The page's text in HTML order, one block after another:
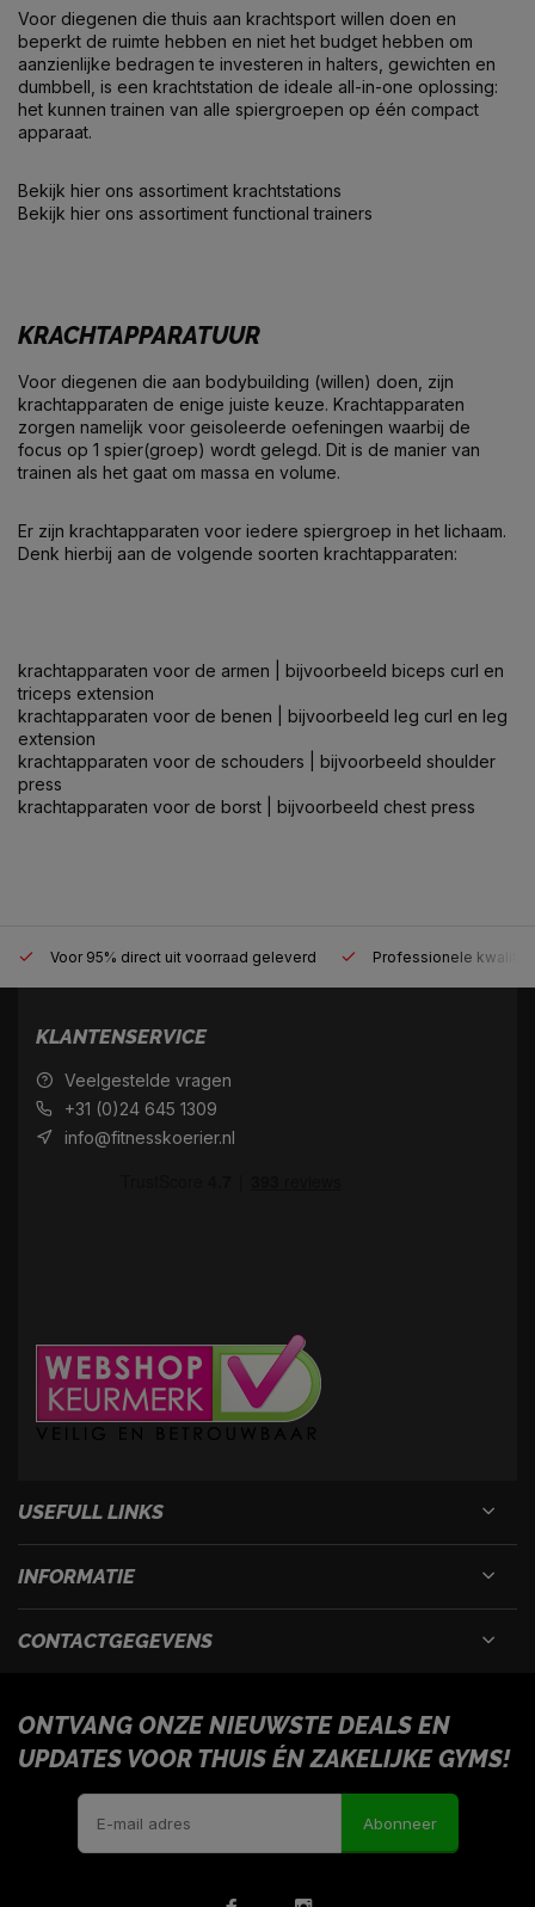
Voor diegenen die thuis aan krachtsport willen doen en
beperkt de ruimte hebben en niet het budget hebben om
aanzienlijke bedragen te investeren in halters, gewichten en
dumbbell, is een krachtstation de ideale all-in-one oplossing:
het kunnen trainen van alle spiergroepen op één compact
apparaat.
Bekijk hier ons assortiment krachtstations
Bekijk hier ons assortiment functional trainers
KRACHTAPPARATUUR
Voor diegenen die aan bodybuilding (willen) doen, zijn
krachtapparaten de enige juiste keuze. Krachtapparaten
zorgen namelijk voor geisoleerde oefeningen waarbij de
focus op 1 spier(groep) wordt gelegd. Dit is de manier van
trainen als het gaat om massa en volume.
Er zijn krachtapparaten voor iedere spiergroep in het lichaam.
Denk hierbij aan de volgende soorten krachtapparaten:
krachtapparaten voor de armen | bijvoorbeeld biceps curl en
triceps extension
krachtapparaten voor de benen | bijvoorbeeld leg curl en leg
extension
krachtapparaten voor de schouders | bijvoorbeeld shoulder
press
krachtapparaten voor de borst
| bijvoorbeeld chest press
Voor 95% direct uit voorraad geleverd Professionele
KLANTENSERVICE
Veelgestelde vragen
+31 (0)24 645 1309
info@fitnesskoerier.nl
USEFULL LINKS
INFORMATIE
CONTACTGEGEVENS
ONTVANG ONZE NIEUWSTE DEALS EN
UPDATES VOOR THUIS ÉN ZAKELIJKE GYMS!
Abonneer